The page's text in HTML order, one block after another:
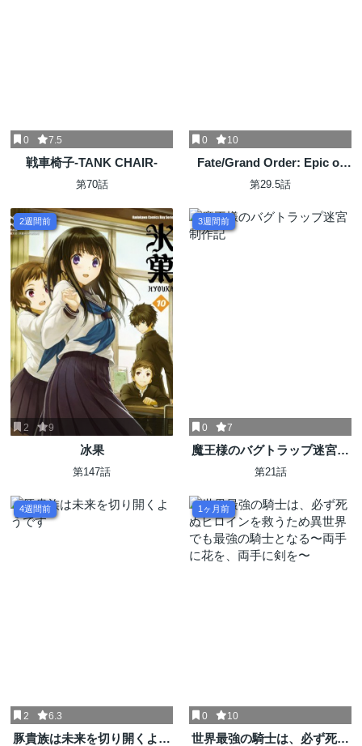
0 7.5
戦車椅子-TANK CHAIR-
第70話
0 10
Fate/Grand Order: Epic of
Remnant - 亜種特異点I 悪性
第29.5話
2週間前
2 9
冰果
第147話
3週間前
0 7
魔王様のバグトラップ迷宮制
作記
第21話
4週間前
2 6.3
豚貴族は未来を切り開くよう
1ヶ月前
0 10
世界最強の騎士は、必ず死ぬ